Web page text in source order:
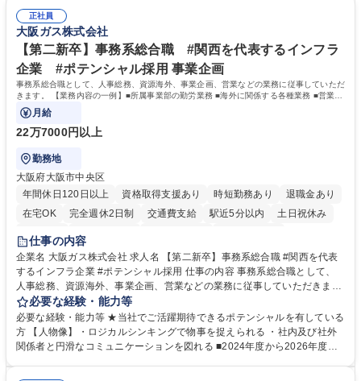
道路施設や道路工事現場の見学ツアー事業 ※入社後は上記いずれかの部門
へ配属。※業務内容変更の範囲：会社の定める業務 募集職種 【都庁グル
ープ】総合職（事務）◇残業月平均9時間未満／有給年平均16日取得
部門など多岐に渡る業務を経験できます。 ■様々なプロジェクト：駐車場
事業の他、新宿駅西口広場内に設置された照明を兼ねた広告「ブライトサ
イン」の管理運営を行うなど、事業収益を生み出す活動を積極的に行って
います。 学歴・資格 学歴：大学院 大学 高専 短大 専修学校 高校 語学力：
資格：
正社員
大阪ガス株式会社
【第二新卒】事務系総合職 #関西を代表するインフラ
企業 #ポテンシャル採用 事業企画
事務系総合職として、人事総務、資源海外、事業企画、営業などの業務に従事していただ
きます。 【業務内容の一例】■所属事業部の勤労業務 ■海外に関係する各種業務 ■営業部
門の企画スタッフ、ルート営業
月給
22万7000円以上
勤務地
大阪府大阪市中央区
年間休日120日以上
資格取得支援あり 時短勤務あり
退職金あり
在宅OK
完全週休2日制 交通費支給 駅近5分以内
土日祝休み
服装自由
第二新卒歓迎
仕事の内容
企業名 大阪ガス株式会社 求人名 【第二新卒】事務系総合職 #関西を代表
するインフラ企業 #ポテンシャル採用 仕事の内容 事務系総合職として、
人事総務、資源海外、事業企画、営業などの業務に従事していただきま
す。 【業務内容の一例】■所属事業部の勤労業務 ■海外に関係する各種業
務 ■営業部門の企画スタッフ、ルート営業 【キャリアパス】入社後の配属
ポジションで一定期間ご活躍頂いた後、本人の適性及び将来のキャリアを
鑑みてジョブローテーションを行います。 【育成】OJTでの現場育成や研
必要な経験・能力等
必要な経験・能力等 ★当社でご活躍期待できるポテンシャルを有している
方 【人物像】・ロジカルシンキングで物事を捉えられる ・社内及び社外
関係者と円滑なコミュニケーションを図れる ■2024年度から2026年度ま